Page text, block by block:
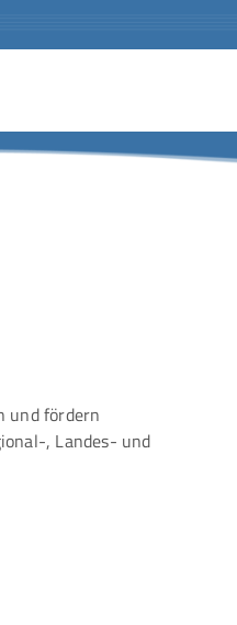
und fördern
, Landes- und